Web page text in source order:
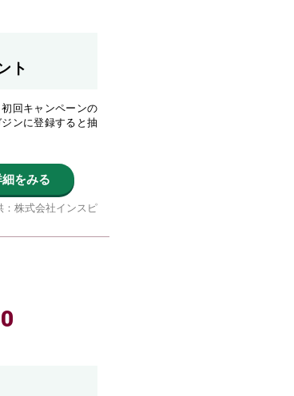
ト
回キャンペーンの
ンに登録すると抽
をみる
：株式会社インスピ